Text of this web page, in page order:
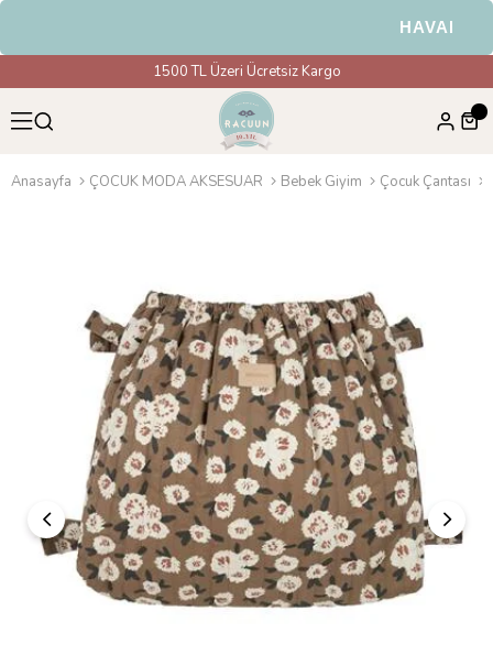
HAVALE &
1500 TL Üzeri Ücretsiz Kargo
Anasayfa ÇOCUK MODA AKSESUAR Bebek Giyim Çocuk Çantası